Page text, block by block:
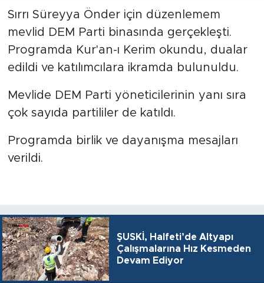
Sırrı Süreyya Önder için düzenlemem
mevlid DEM Parti binasında gerçekleşti.
Programda Kur'an-ı Kerim okundu, dualar
edildi ve katılımcılara ikramda bulunuldu.
Mevlide DEM Parti yöneticilerinin yanı sıra
çok sayıda partililer de katıldı.
Programda birlik ve dayanışma mesajları
verildi.
ŞUSKİ, Halfeti’de Altyapı
Çalışmalarına Hız Kesmeden
Devam Ediyor